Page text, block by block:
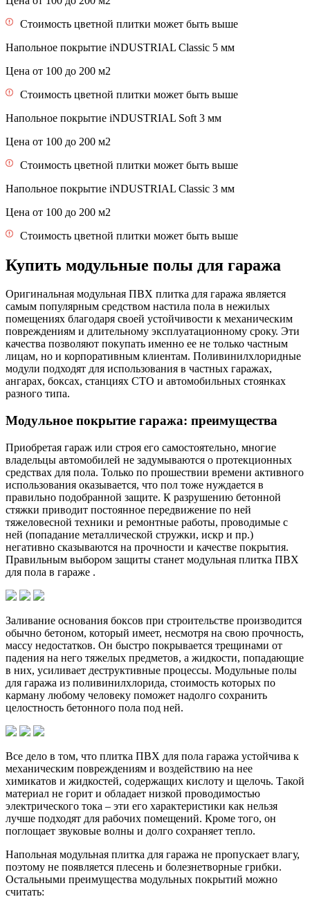
Стоимость цветной плитки может быть выше
Напольное покрытие iNDUSTRIAL Classiс 5 мм
Цена от 100 до 200 м2
Стоимость цветной плитки может быть выше
Напольное покрытие iNDUSTRIAL Soft 3 мм
Цена от 100 до 200 м2
Стоимость цветной плитки может быть выше
Напольное покрытие iNDUSTRIAL Classiс 3 мм
Цена от 100 до 200 м2
Стоимость цветной плитки может быть выше
Купить модульные полы для гаража
Оригинальная модульная ПВХ плитка для гаража является
самым популярным средством настила пола в нежилых
помещениях благодаря своей устойчивости к механическим
повреждениям и длительному эксплуатационному сроку. Эти
качества позволяют покупать именно ее не только частным
лицам, но и корпоративным клиентам. Поливинилхлоридные
модули подходят для использования в частных гаражах,
ангарах, боксах, станциях СТО и автомобильных стоянках
разного типа.
Модульное покрытие гаража: преимущества
Приобретая гараж или строя его самостоятельно, многие
владельцы автомобилей не задумываются о протекционных
средствах для пола. Только по прошествии времени активного
использования оказывается, что пол тоже нуждается в
правильно подобранной защите. К разрушению бетонной
стяжки приводит постоянное передвижение по ней
тяжеловесной техники и ремонтные работы, проводимые с
ней (попадание металлической стружки, искр и пр.)
негативно сказываются на прочности и качестве покрытия.
Правильным выбором защиты станет модульная плитка ПВХ
для пола в гараже .
Заливание основания боксов при строительстве производится
обычно бетоном, который имеет, несмотря на свою прочность,
массу недостатков. Он быстро покрывается трещинами от
падения на него тяжелых предметов, а жидкости, попадающие
в них, усиливает деструктивные процессы. Модульные полы
для гаража из поливинилхлорида, стоимость которых по
карману любому человеку поможет надолго сохранить
целостность бетонного пола под ней.
Все дело в том, что плитка ПВХ для пола гаража устойчива к
механическим повреждениям и воздействию на нее
химикатов и жидкостей, содержащих кислоту и щелочь. Такой
материал не горит и обладает низкой проводимостью
электрического тока – эти его характеристики как нельзя
лучше подходят для рабочих помещений. Кроме того, он
поглощает звуковые волны и долго сохраняет тепло.
Напольная модульная плитка для гаража не пропускает влагу,
поэтому не появляется плесень и болезнетворные грибки.
Остальными преимущества модульных покрытий можно
считать: